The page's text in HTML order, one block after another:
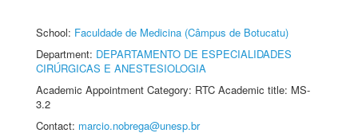
School: Faculdade de Medicina (Câmpus de Botucatu)
Department: DEPARTAMENTO DE ESPECIALIDADES
CIRÚRGICAS E ANESTESIOLOGIA
Academic Appointment Category: RTC Academic title: MS-
3.2
Contact: marcio.nobrega@unesp.br